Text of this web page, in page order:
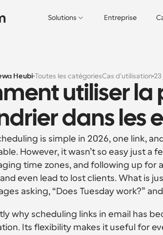
Solutions Entreprise
Heubi Toutes les catégoriesCas d'utilisation
utiliser
dans les
is simple in 2026, one link,
However, it wasn’t so easy just
time zones, and following up for
even lead to lost clients. What is
asking, “Does Tuesday work?”
why scheduling links in email has
Its flexibility makes it useful for